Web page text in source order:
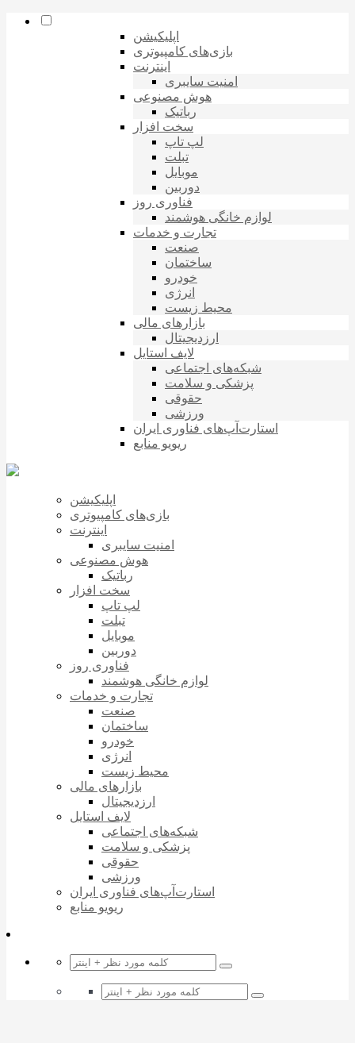
اپلیکیشن
بازی‌های کامپیوتری
اینترنت
امنیت سایبری
هوش مصنوعی
رباتیک
سخت افزار
لپ تاپ
تبلت
موبایل
دوربین
فناوری روز
لوازم خانگی هوشمند
تجارت و خدمات
صنعت
ساختمان
خودرو
انرژی
محیط زیست
بازارهای مالی
ارزدیجیتال
لایف استایل
شبکه‌های اجتماعی
پزشکی و سلامت
حقوقی
ورزشی
استارت‌آپ‌های فناوری ایران
ریویو منابع
اپلیکیشن
بازی‌های کامپیوتری
اینترنت
امنیت سایبری
هوش مصنوعی
رباتیک
سخت افزار
لپ تاپ
تبلت
موبایل
دوربین
فناوری روز
لوازم خانگی هوشمند
تجارت و خدمات
صنعت
ساختمان
خودرو
انرژی
محیط زیست
بازارهای مالی
ارزدیجیتال
لایف استایل
شبکه‌های اجتماعی
پزشکی و سلامت
حقوقی
ورزشی
استارت‌آپ‌های فناوری ایران
ریویو منابع